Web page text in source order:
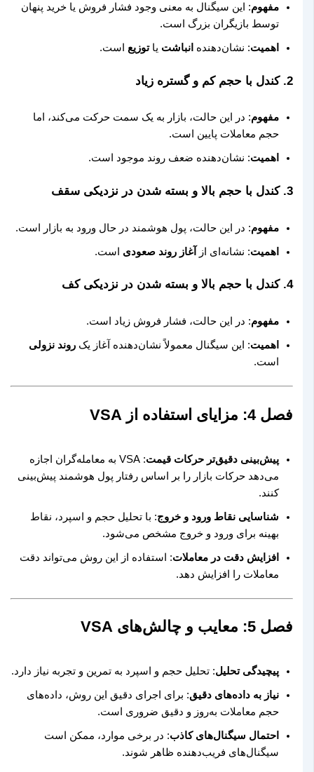
مفهوم: این سیگنال به معنی وجود فشار فروش یا خرید پنهان
توسط بازیگران بزرگ است.
اهمیت: نشان‌دهندهانباشتیاتوزیعاست.
2. کندل با حجم کم و گستره زیاد
مفهوم: در این حالت، بازار به یک سمت حرکت می‌کند، اما
حجم معاملات پایین است.
اهمیت: نشان‌دهنده ضعف روند موجود است.
3. کندل با حجم بالا و بسته شدن در نزدیکی سقف
مفهوم: در این حالت، پول هوشمند در حال ورود به بازار است.
اهمیت: نشانه‌ای از آغاز روند صعودیاست.
4. کندل با حجم بالا و بسته شدن در نزدیکی کف
مفهوم: در این حالت، فشار فروش زیاد است.
اهمیت: این سیگنال معمولاً نشان‌دهنده آغاز یکروند نزولی
است.
فصل 4: مزایای استفاده از VSA
پیش‌بینی دقیق‌تر حرکات قیمت
: VSA به معامله‌گران اجازه
می‌دهد حرکات بازار را بر اساس رفتار پول هوشمند پیش‌بینی
کنند.
شناسایی نقاط ورود و خروج: با تحلیل حجم و اسپرد، نقاط
بهینه برای ورود و خروج مشخص می‌شود.
افزایش دقت در معاملات: استفاده از این روش می‌تواند دقت
معاملات را افزایش دهد.
فصل 5: معایب و چالش‌های VSA
پیچیدگی تحلیل: تحلیل حجم و اسپرد به تمرین و تجربه نیاز دارد.
نیاز به داده‌های دقیق: برای اجرای دقیق این روش، داده‌های
حجم معاملات به‌روز و دقیق ضروری است.
احتمال سیگنال‌های کاذب: در برخی موارد، ممکن است
سیگنال‌های فریب‌دهنده ظاهر شوند.